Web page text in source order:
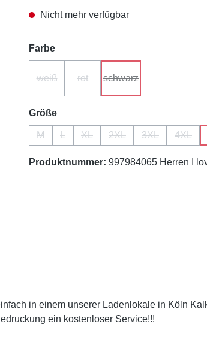
Nicht mehr verfügbar
Farbeauswählen
weiß rot schwarz
Größeauswählen
M L
(Diese Option ist zurzeit nicht
XL
(Diese Option ist zurzeit nicht
2XL
(Diese Option ist
3XL
(Diese Option
4XL
Produktnummer: 997984065 Herren I
in einem unserer Ladenlokale in Köln
ein kostenloser Service!!!